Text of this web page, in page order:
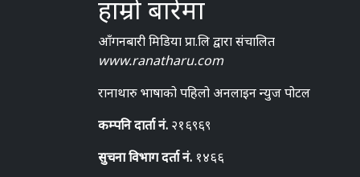
हाम्रो बारेमा
आँगनबारी मिडिया प्रा.लि द्वारा संचालित
www.ranatharu.com
रानाथारु भाषाको पहिलो अनलाइन न्युज पोटल
कम्पनि दार्ता नं. २१६९६९
सुचना विभाग दर्ता नं. १४६६